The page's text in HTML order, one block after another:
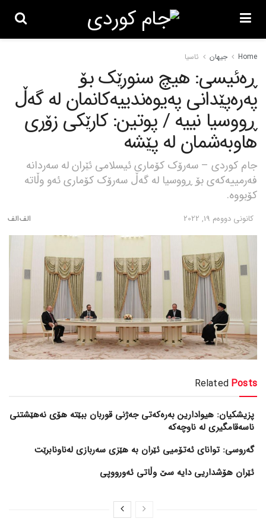
Home جیهان ئاسیا
ڕەئیسی: هیچ سنورێک بۆ
پەرەپێدانی پەیوەندییەکانمان لە گەڵ
ڕووسیا نییە / پوتین: کارێکی زۆری
هاوبەشمان لە پێشە
جام کوردی – سەرۆک کۆماری ئیسلامی ئێران لە سەردانە
فەرمییەکەی بۆ ڕووسیا لە گەڵ سەرۆک کۆماری ئەو وڵاتە
کۆبووە.
كانونی دووه‌م 19, 2022
Related Posts
پزیشکیان: هیوادارین بەرەکەتی جەژنی قوربان ببێتە هۆی نەهێشتنی
ناسەقامگیری لە ناوچەکە
گەروسی: توانای ئەتۆمیی ئێران بە هێزی سەربازی لەناونابرێت
ئێران هۆشداریی دایە سێ وڵاتی ئەورووپی